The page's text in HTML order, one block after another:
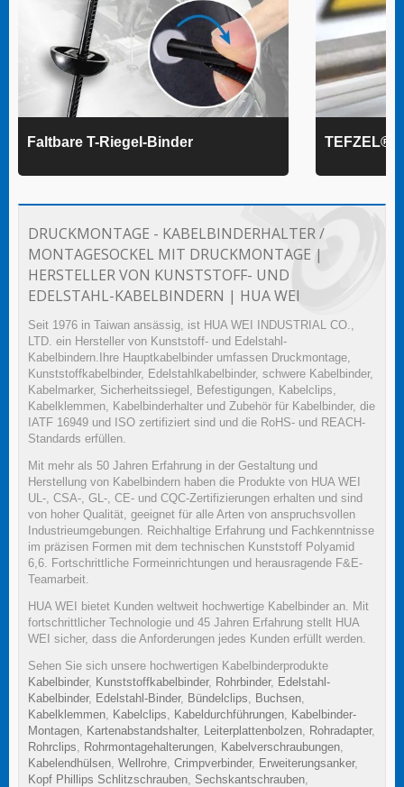
Faltbare T-Riegel-Binder TEFZEL®
DRUCKMONTAGE - KABELBINDERHALTER /
MONTAGESOCKEL MIT DRUCKMONTAGE |
HERSTELLER VON KUNSTSTOFF- UND
EDELSTAHL-KABELBINDERN | HUA WEI
Seit 1976 in Taiwan ansässig, ist HUA WEI INDUSTRIAL CO.,
LTD. ein Hersteller von Kunststoff- und Edelstahl-
Kabelbindern.Ihre Hauptkabelbinder umfassen Druckmontage,
Kunststoffkabelbinder, Edelstahlkabelbinder, schwere Kabelbinder,
Kabelmarker, Sicherheitssiegel, Befestigungen, Kabelclips,
Kabelklemmen, Kabelbinderhalter und Zubehör für Kabelbinder, die
IATF 16949 und ISO zertifiziert sind und die RoHS- und REACH-
Standards erfüllen.
Mit mehr als 50 Jahren Erfahrung in der Gestaltung und
Herstellung von Kabelbindern haben die Produkte von HUA WEI
UL-, CSA-, GL-, CE- und CQC-Zertifizierungen erhalten und sind
von hoher Qualität, geeignet für alle Arten von anspruchsvollen
Industrieumgebungen. Reichhaltige Erfahrung und Fachkenntnisse
im präzisen Formen mit dem technischen Kunststoff Polyamid
6,6. Fortschrittliche Formeinrichtungen und herausragende F&E-
Teamarbeit.
HUA WEI bietet Kunden weltweit hochwertige Kabelbinder an. Mit
fortschrittlicher Technologie und 45 Jahren Erfahrung stellt HUA
WEI sicher, dass die Anforderungen jedes Kunden erfüllt werden.
Sehen Sie sich unsere hochwertigen Kabelbinderprodukte
Kabelbinder, Kunststoffkabelbinder, Rohrbinder, Edelstahl-
Kabelbinder, Edelstahl-Binder, Bündelclips Buchsen
Kabelklemmen
Kabelclips Kabeldurchführungen
Kabelbinder-
Montagen
Kartenabstandshalter, Leiterplattenbolzen Rohradapter,
Rohrclips
Rohrmontagehalterungen Kabelverschraubungen
Kabelendhülsen Wellrohre Crimpverbinder, Erweiterungsanker,
Kopf Phillips Schlitzschrauben Sechskantschrauben